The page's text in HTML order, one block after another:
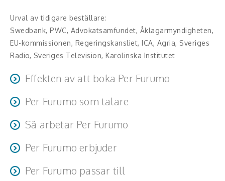
Kommunikation och media
Ledarskap, medarbetarskap, HR
Urval av tidigare beställare:
Swedbank, PWC, Advokatsamfundet, Åklagarmyndigheten,
EU-kommissionen, Regeringskansliet, ICA, Agria, Sveriges
Radio, Sveriges Television, Karolinska Institutet
Effekten av att boka Per Furumo
Det handlar ytterst om hur vi människor fungerar
föreläsningarna och utbildningarna finns ett stort
Per Furumo som talare
Omdömen:
Du var super! Helene Jansdotter, Chefredaktör och
Så arbetar Per Furumo
Oavsett om det handlar om inspiration eller utbildning så
sker all föreläsning genomgående i interaktion. Halv-
eller heldags utbildningar äger rum i workshopform.
Per Furumo erbjuder
Kunden får:
Konkreta retoriska verktyg för vassare muntlig
Per Furumo passar till